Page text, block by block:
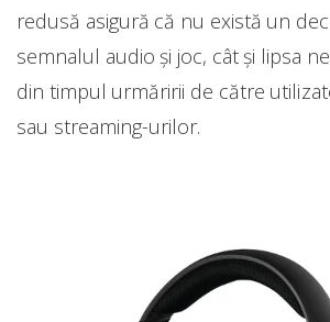
redusă asigură că nu există un
semnalul audio și joc, cât și lipsa
din timpul urmăririi de către
sau streaming-urilor.